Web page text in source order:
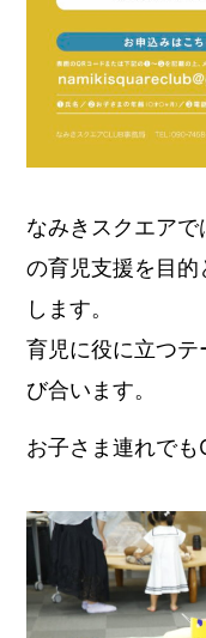
なみきスクエア
の育児支援を目
します。
育児に役に立つ
び合います。
お子さま連れでも